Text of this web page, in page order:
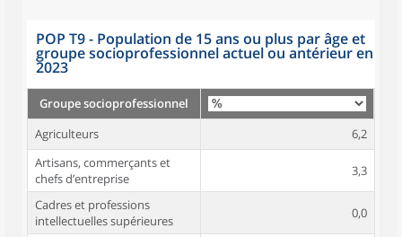
POP T9 - Population de 15 ans ou plus par âge et
groupe socioprofessionnel actuel ou antérieur en
2023
Groupe socioprofessionnel
Agriculteurs
6,2
Artisans, commerçants et
chefs d’entreprise
3,3
Cadres et professions
intellectuelles supérieures
0,0